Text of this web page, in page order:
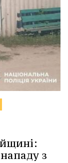
нападу з